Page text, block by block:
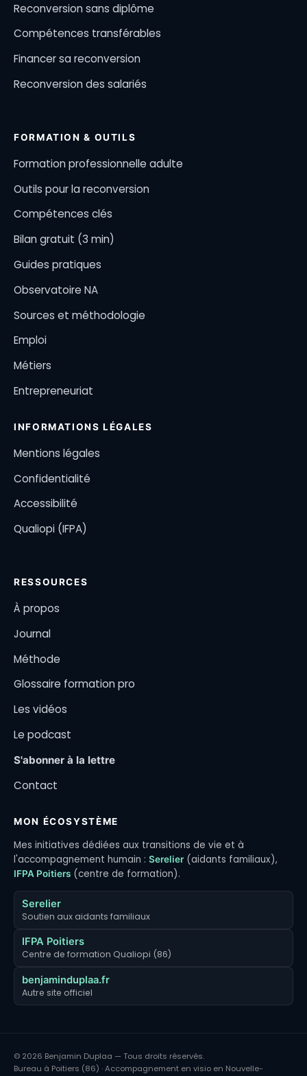
Reconversion sans diplôme
Compétences transférables
Financer sa reconversion
Reconversion des salariés
FORMATION & OUTILS
Formation professionnelle adulte
Outils pour la reconversion
Compétences clés
Bilan gratuit (3 min)
Guides pratiques
Observatoire NA
Sources et méthodologie
Emploi
Métiers
Entrepreneuriat
INFORMATIONS LÉGALES
Mentions légales
Confidentialité
Accessibilité
Qualiopi (IFPA)
RESSOURCES
À propos
Journal
Méthode
Glossaire formation pro
Les vidéos
Le podcast
S'abonner à la lettre
Contact
MON ÉCOSYSTÈME
Mes initiatives dédiées aux transitions de vie et à
l'accompagnement humain : Serelier (aidants familiaux),
IFPA Poitiers (centre de formation).
Serelier
Soutien aux aidants familiaux
IFPA Poitiers
Centre de formation Qualiopi (86)
benjaminduplaa.fr
Autre site officiel
© 2026 Benjamin Duplaa — Tous droits réservés.
Bureau à Poitiers (86) · Accompagnement en visio en Nouvelle-